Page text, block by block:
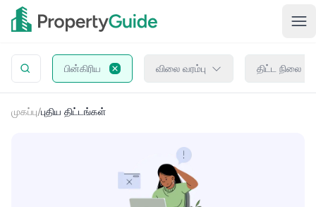
பின்கிரிய விலை வரம்பு திட்ட நிலை
முகப்பு/புதிய திட்டங்கள்